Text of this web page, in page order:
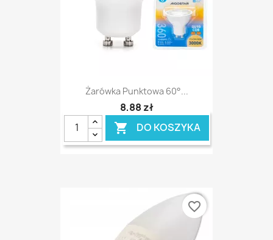
Żarówka Punktowa 60°...
8,88 zł
 DO KOSZYKA
favorite_border